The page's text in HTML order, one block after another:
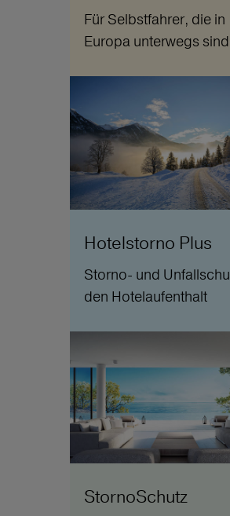
Für Selbstfahrer, die in
Europa unterwegs sind
Hotelstorno Plus
Storno- und
den Hotelaufenthalt
StornoSchutz